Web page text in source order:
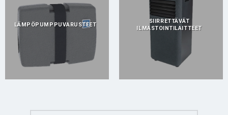
LÄMPÖPUMPPUVARUSTEET
SIIRRETTÄVÄT
ILMASTOINTILAITTEET